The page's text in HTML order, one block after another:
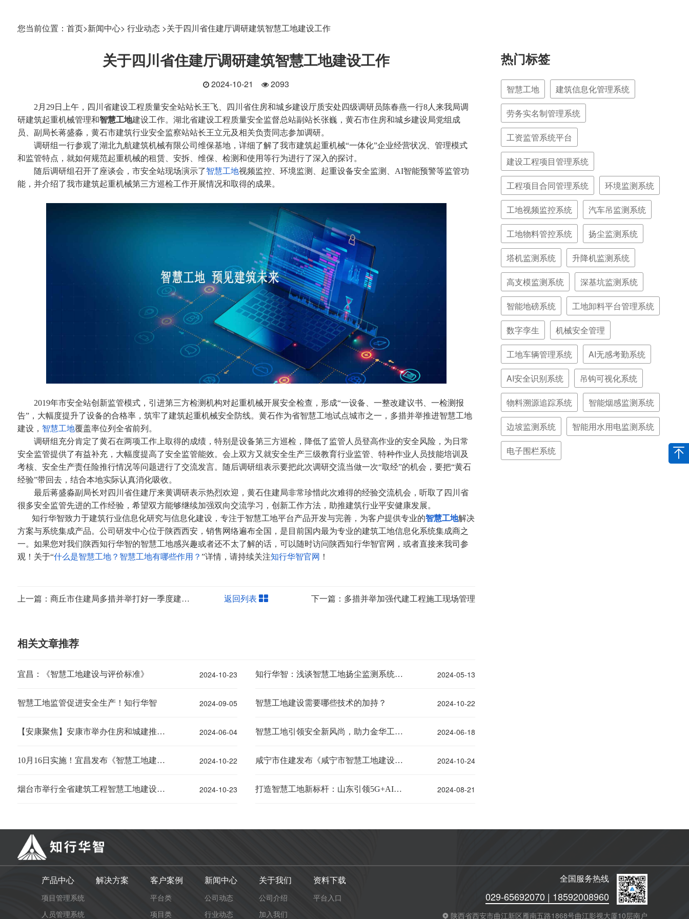
您当前位置： 首页>新闻中心> 行业动态 >关于四川省住建厅调研建筑智慧工地建设工作
关于四川省住建厅调研建筑智慧工地建设工作
2024-10-21 2093
2月29日上午，四川省建设工程质量安全站站长王飞、四川省住房和城乡建设厅质安处四级调研员陈春燕一行8人来我局调
研建筑起重机械管理和智慧工地建设工作。湖北省建设工程质量安全监督总站副站长张巍，黄石市住房和城乡建设局党组成
员、副局长蒋盛淼，黄石市建筑行业安全监察站站长王立元及相关负责同志参加调研。
调研组一行参观了湖北九航建筑机械有限公司维保基地，详细了解了我市建筑起重机械“一体化”企业经营状况、管理模式
和监管特点，就如何规范起重机械的租赁、安拆、维保、检测和使用等行为进行了深入的探讨。
随后调研组召开了座谈会，市安全站现场演示了智慧工地视频监控、环境监测、起重设备安全监测、AI智能预警等监管功
能，并介绍了我市建筑起重机械第三方巡检工作开展情况和取得的成果。
2019年市安全站创新监管模式，引进第三方检测机构对起重机械开展安全检查，形成“一设备、一整改建议书、一检测报
告”，大幅度提升了设备的合格率，筑牢了建筑起重机械安全防线。黄石作为省智慧工地试点城市之一，多措并举推进智慧工地
建设， 智慧工地覆盖率位列全省前列。
调研组充分肯定了黄石在两项工作上取得的成绩，特别是设备第三方巡检，降低了监管人员登高作业的安全风险，为日常
安全监管提供了有益补充，大幅度提高了安全监管能效。会上双方又就安全生产三级教育行业监管、特种作业人员技能培训及
考核、安全生产责任险推行情况等问题进行了交流发言。随后调研组表示要把此次调研交流当做一次“取经”的机会，要把“黄石
经验”带回去，结合本地实际认真消化吸收。
最后蒋盛淼副局长对四川省住建厅来黄调研表示热烈欢迎，黄石住建局非常珍惜此次难得的经验交流机会，听取了四川省
很多安全监管先进的工作经验，希望双方能够继续加强双向交流学习，创新工作方法，助推建筑行业平安健康发展。
知行华智致力于建筑行业信息化研究与信息化建设，专注于智慧工地平台产品开发与完善，为客户提供专业的智慧工地解决
方案与系统集成产品。公司研发中心位于陕西西安，销售网络遍布全国，是目前国内最为专业的建筑工地信息化系统集成商之
一。如果您对我们陕西知行华智的智慧工地感兴趣或者还不太了解的话，可以随时访问陕西知行华智官网，或者直接来我司参
观！关于“什么是智慧工地？智慧工地有哪些作用？ ”详情，请持续关注知行华智官网 ！
上一篇：商丘市住建局多措并举打好一季度建筑工地扬尘治理攻坚战 返回列表 下一篇：多措并举加强代建工程施工现场管理
相关文章推荐
宜昌：《智慧工地建设与评价标准》 2024-10-23 知行华智：浅谈智慧工地扬尘监测系统的优势! 2024-05-13
智慧工地监管促进安全生产！知行华智 2024-09-05 智慧工地建设需要哪些技术的加持？ 2024-10-22
【安康聚焦】安康市举办住房和城建推进会，助力智慧工地发展！ 2024-06-04 智慧工地引领安全新风尚，助力金华工地安全管理升级 2024-06-18
10月16日实施！宜昌发布《智慧工地建设与评价标准》 2024-10-22 咸宁市住建发布《咸宁市智慧工地建设实施方案》的通知 2024-10-24
烟台市举行全省建筑工程智慧工地建设工作调研会 2024-10-23 打造智慧工地新标杆：山东引领5G+AI智慧工地 2024-08-21
热门标签
智慧工地 建筑信息化管理系统
劳务实名制管理系统
工资监管系统平台
建设工程项目管理系统
工程项目合同管理系统 环境监测系统
工地视频监控系统 汽车吊监测系统
工地物料管控系统 扬尘监测系统
塔机监测系统 升降机监测系统
高支模监测系统 深基坑监测系统
智能地磅系统 工地卸料平台管理系统
数字孪生 机械安全管理
工地车辆管理系统 AI无感考勤系统
AI安全识别系统 吊钩可视化系统
物料溯源追踪系统 智能烟感监测系统
边坡监测系统 智能用水用电监测系统
电子围栏系统
产品中心
项目管理系统
人员管理系统
解决方案 客户案例
平台类
项目类
新闻中心
公司动态
行业动态
关于我们
公司介绍
加入我们
资料下载
平台入口
全国服务热线
029-65692070 | 18592008960
陕西省西安市曲江新区雁南五路1868号曲江影视大厦10层南户